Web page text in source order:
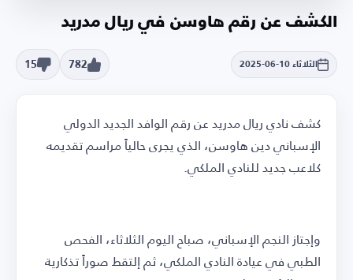
الكشف عن رقم هاوسن في ريال مدريد
الثلاثاء 10-06-2025 782
15
كشف نادي ريال مدريد عن رقم الوافد الجديد الدولي
الإسباني دين هاوسن، الذي يجرى حالياً مراسم تقديمه
كلاعب جديد للنادي الملكي.
وإجتاز النجم الإسباني، صباح اليوم الثلاثاء، الفحص
الطبي في عيادة النادي الملكي، ثم إلتقط صوراً تذكارية